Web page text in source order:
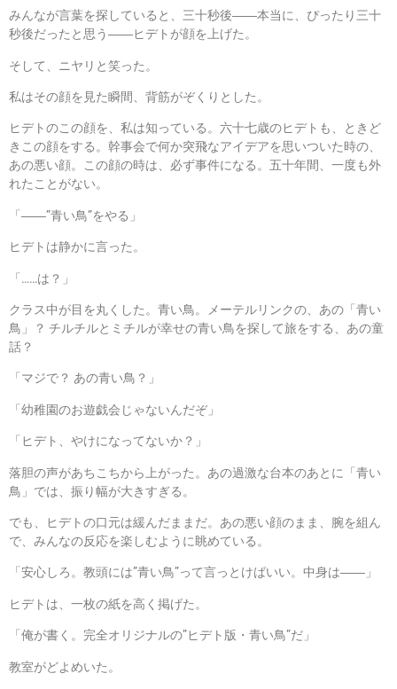
みんなが言葉を探していると、三十秒後――本当に、ぴったり三十
秒後だったと思う――ヒデトが顔を上げた。
そして、ニヤリと笑った。
私はその顔を見た瞬間、背筋がぞくりとした。
ヒデトのこの顔を、私は知っている。六十七歳のヒデトも、ときど
きこの顔をする。幹事会で何か突飛なアイデアを思いついた時の、
あの悪い顔。この顔の時は、必ず事件になる。五十年間、一度も外
れたことがない。
「――”青い鳥”をやる」
ヒデトは静かに言った。
「……は？」
クラス中が目を丸くした。青い鳥。メーテルリンクの、あの「青い
鳥」？ チルチルとミチルが幸せの青い鳥を探して旅をする、あの童
話？
「マジで？ あの青い鳥？」
「幼稚園のお遊戯会じゃないんだぞ」
「ヒデト、やけになってないか？」
落胆の声があちこちから上がった。あの過激な台本のあとに「青い
鳥」では、振り幅が大きすぎる。
でも、ヒデトの口元は緩んだままだ。あの悪い顔のまま、腕を組ん
で、みんなの反応を楽しむように眺めている。
「安心しろ。教頭には”青い鳥”って言っとけばいい。中身は――」
ヒデトは、一枚の紙を高く掲げた。
「俺が書く。完全オリジナルの”ヒデト版・青い鳥”だ」
教室がどよめいた。